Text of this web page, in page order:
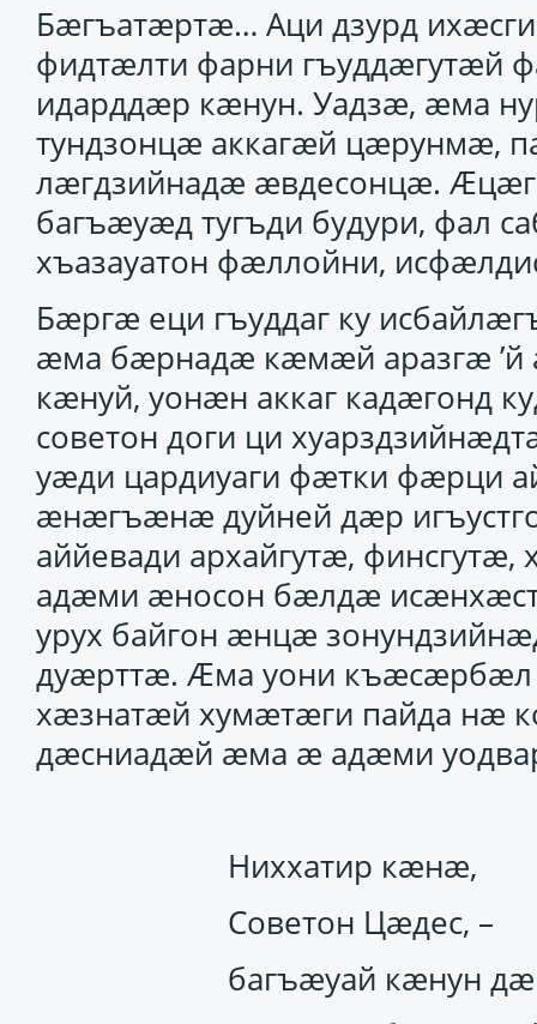
Бӕгъатӕртӕ… Аци дзурд
фидтӕлти фарни гъуддӕгутӕй
идарддӕр кӕнун. Уадзӕ, ӕма
тундзонцӕ аккагӕй цӕрунмӕ,
лӕгдзийнадӕ ӕвдесонцӕ.
багъӕуӕд тугъди будури, фал
хъазауатон фӕллойни,
Бӕргӕ еци гъуддаг ку
ӕма бӕрнадӕ кӕмӕй аразгӕ
кӕнуй, уонӕн аккаг кадӕгонд
советон доги ци
уӕди цардиуаги фӕтки фӕрци
ӕнӕгъӕнӕ дуйней дӕр
аййевади архайгутӕ,
адӕми ӕносон бӕлдӕ
урух байгон ӕнцӕ
дуӕрттӕ. Ӕма уони
хӕзнатӕй хумӕтӕги пайда нӕ
дӕсниадӕй ӕма ӕ адӕми
Ниххатир кӕнӕ,
Советон Цӕдес, –
багъӕуай кӕнун